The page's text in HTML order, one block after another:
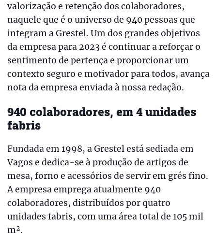
valorização e retenção dos colaboradores,
naquele que é o universo de 940 pessoas que
integram a Grestel. Um dos grandes objetivos
da empresa para 2023 é continuar a reforçar o
sentimento de pertença e proporcionar um
contexto seguro e motivador para todos, avança
nota da empresa enviada à nossa redação.
940 colaboradores, em 4 unidades
fabris
Fundada em 1998, a Grestel está sediada em
Vagos e dedica-se à produção de artigos de
mesa, forno e acessórios de servir em grés fino.
A empresa emprega atualmente 940
colaboradores, distribuídos por quatro
unidades fabris, com uma área total de 105 mil
m².